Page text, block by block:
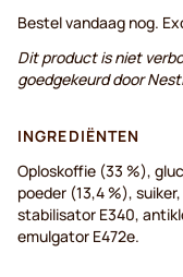
Bestel vandaag nog.
Dit product is niet
goedgekeurd door
INGREDIËNTEN
Oploskoffie (33 %),
poeder (13,4 %),
stabilisator E340,
emulgator E472e.